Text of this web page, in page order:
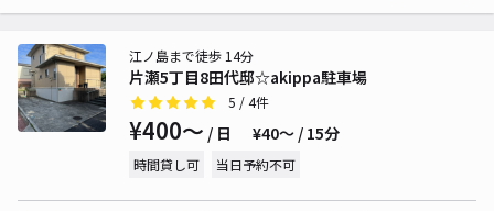
片瀬5丁目8田代邸☆akippa駐車場
江ノ島まで徒歩 14分
5 / 4件
¥400〜 / 日 ¥40〜 / 15分
時間貸し可 当日予約不可